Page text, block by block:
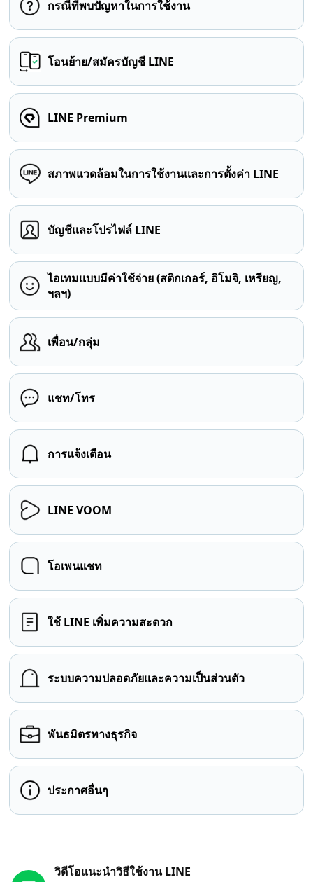
กรณีที่พบปัญหาในการใช้งาน
โอนย้าย/สมัครบัญชี LINE
LINE Premium
สภาพแวดล้อมในการใช้งานและการตั้งค่า LINE
บัญชีและโปรไฟล์ LINE
ไอเทมแบบมีค่าใช้จ่าย (สติกเกอร์, อิโมจิ, เหรียญ,
ฯลฯ)
เพื่อน/กลุ่ม
แชท/โทร
การแจ้งเตือน
LINE VOOM
โอเพนแชท
ใช้ LINE เพิ่มความสะดวก
ระบบความปลอดภัยและความเป็นส่วนตัว
พันธมิตรทางธุรกิจ
ประกาศอื่นๆ
วิดีโอแนะนำวิธีใช้งาน LINE